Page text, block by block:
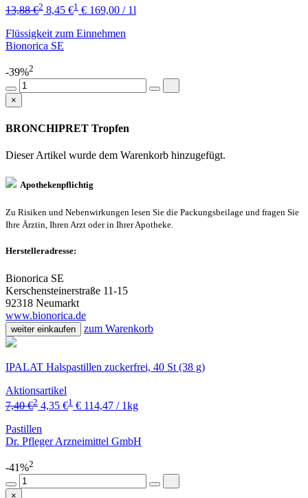
13,88 €2 8,45 €1 € 169,00 / 1l
Flüssigkeit zum Einnehmen
Bionorica SE
-39%2
×
BRONCHIPRET Tropfen
Dieser Artikel wurde dem Warenkorb hinzugefügt.
Apothekenpflichtig
Zu Risiken und Nebenwirkungen lesen Sie die Packungsbeilage und fragen Sie
Ihre Ärztin, Ihren Arzt oder in Ihrer Apotheke.
Herstelleradresse:
Bionorica SE
Kerschensteinerstraße 11-15
92318 Neumarkt
www.bionorica.de
weiter einkaufen zum Warenkorb
IPALAT Halspastillen zuckerfrei, 40 St (38 g)
Aktionsartikel
7,40 €2 4,35 €1 € 114,47 / 1kg
Pastillen
Dr. Pfleger Arzneimittel GmbH
-41%2
×